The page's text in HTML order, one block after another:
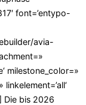
font=’entypo-
avia-
milestone_color=»
Die bis 2026